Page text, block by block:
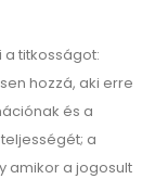
titkosságot:
hozzá, aki erre
és a
a
amikor a jogosult